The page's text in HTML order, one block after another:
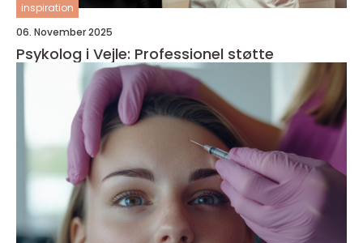
inspiration
06. November 2025
Psykolog i Vejle: Professionel støtte